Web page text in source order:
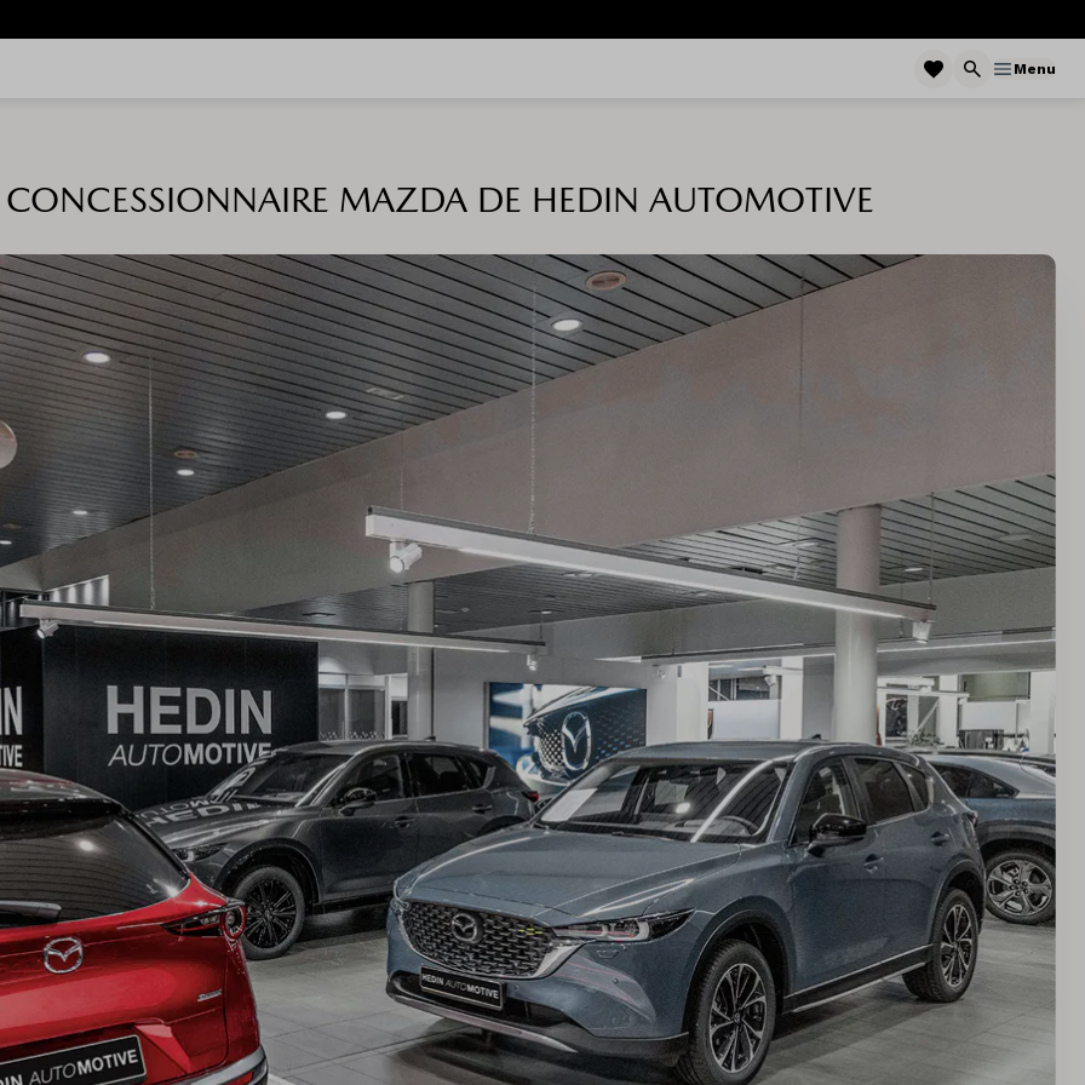
Menu
CONCESSIONNAIRE MAZDA DE HEDIN AUTOMOTIVE